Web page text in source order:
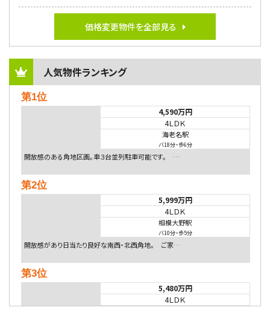
価格変更物件を全部見る
人気物件ランキング
第1位
4,590万円
4ＬＤＫ
海老名駅
バ18分・歩6分
開放感のある角地区画。車３台並列駐車可能です。 …
第2位
5,999万円
4ＬＤＫ
相模大野駅
バ10分・歩5分
開放感があり日当たり良好な南西・北西角地。 ご家…
第3位
5,480万円
4ＬＤＫ